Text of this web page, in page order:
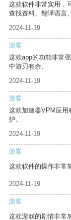
这款软件非常实用，
查找资料、翻译语言
2024-11-19
游客
这款app的功能非常
中游刃有余。
2024-11-19
游客
这款加速器VPM应用
护。
2024-11-19
游客
这款软件的操作非常
2024-11-19
游客
这款游戏的剧情非常